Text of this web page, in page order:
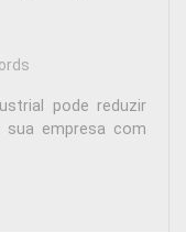
pode reduzir
empresa com